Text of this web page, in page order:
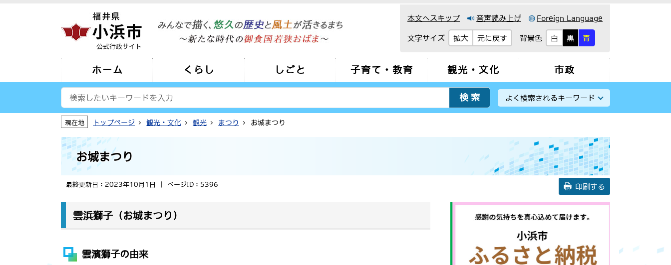
公式行政サイト
本文へスキップ 音声読み上げ Foreign Language
文字サイズ 拡大 元に戻す 背景色 白 黒 青
ホーム くらし しごと 子育て・教育 観光・文化 市政
よく検索されるキーワード
現在地 トップページ 観光・文化 観光 まつり お城まつり
お城まつり
最終更新日：2023年10月1日 ページID：5396 印刷する
雲浜獅子（お城まつり）
雲濱獅子の由来